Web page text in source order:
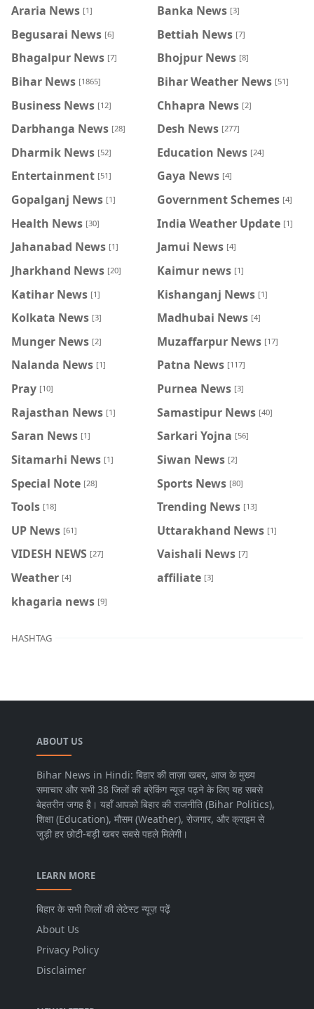
Araria News [1] Banka News [3]
Begusarai News [6] Bettiah News [7]
Bhagalpur News [7] Bhojpur News [8]
Bihar News [1865] Bihar Weather News [51]
Business News [12] Chhapra News [2]
Darbhanga News [28] Desh News [277]
Dharmik News [52] Education News [24]
Entertainment [51] Gaya News [4]
Gopalganj News [1] Government Schemes [4]
Health News [30] India Weather Update [1]
Jahanabad News [1] Jamui News [4]
Jharkhand News [20] Kaimur news [1]
Katihar News [1] Kishanganj News [1]
Kolkata News [3] Madhubai News [4]
Munger News [2] Muzaffarpur News [17]
Nalanda News [1] Patna News [117]
Pray [10] Purnea News [3]
Rajasthan News [1] Samastipur News [40]
Saran News [1] Sarkari Yojna [56]
Sitamarhi News [1] Siwan News [2]
Special Note [28] Sports News [80]
Tools [18] Trending News [13]
UP News [61] Uttarakhand News [1]
VIDESH NEWS [27] Vaishali News [7]
Weather [4] affiliate [3]
khagaria news [9]
HASHTAG
ABOUT US
Bihar News in Hindi: बिहार की ताज़ा खबर, आज के मुख्य
समाचार और सभी 38 जिलों की ब्रेकिंग न्यूज़ पढ़ने के लिए यह सबसे
बेहतरीन जगह है। यहाँ आपको बिहार की राजनीति (Bihar Politics),
शिक्षा (Education), मौसम (Weather), रोजगार, और क्राइम से
जुड़ी हर छोटी-बड़ी खबर सबसे पहले मिलेगी।
LEARN MORE
बिहार के सभी जिलों की लेटेस्ट न्यूज़ पढ़ें
About Us
Privacy Policy
Disclaimer